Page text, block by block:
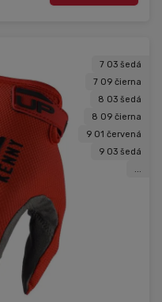
7 03 šedá
7 09 čierna
8 03 šedá
8 09 čierna
9 01 červená
9 03 šedá
...